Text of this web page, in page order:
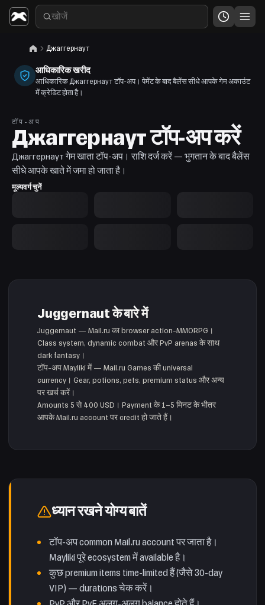
Джаггернаут
आधिकारिक खरीद
आधिकारिक Джаггернаут टॉप-अप। पेमेंट के बाद बैलेंस सीधे आपके गेम अकाउंट
में क्रेडिट होता है।
टॉप-अप
Джаггернаут टॉप-अप करें
Джаггернаут गेम खाता टॉप-अप। राशि दर्ज करें — भुगतान के बाद बैलेंस
सीधे आपके खाते में जमा हो जाता है।
मूल्यवर्ग चुनें
Juggernaut के बारे में
Juggernaut — Mail.ru का browser action-MMORPG।
Class system, dynamic combat और PvP arenas के साथ
dark fantasy।
टॉप-अप Mayliki में — Mail.ru Games की universal
currency। Gear, potions, pets, premium status और अन्य
पर खर्च करें।
Amounts 5 से 400 USD। Payment के 1–5 मिनट के भीतर
आपके Mail.ru account पर credit हो जाते हैं।
ध्यान रखने योग्य बातें
टॉप-अप common Mail.ru account पर जाता है।
Mayliki पूरे ecosystem में available है।
कुछ premium items time-limited हैं (जैसे 30-day
VIP) — durations चेक करें।